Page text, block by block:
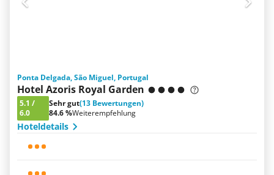
Ponta Delgada, São Miguel, Portugal
Hotel Azoris Royal Garden
5.1 /
6.0
Sehr gut(13 Bewertungen)
84.6 %Weiterempfehlung
Hoteldetails